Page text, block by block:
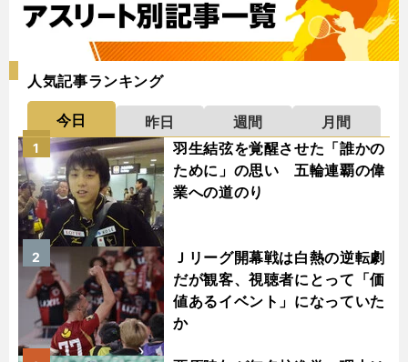
人気記事ランキング
今日 昨日 週間
月間
羽生結弦を覚醒させた「誰かの
ために」の思い 五輪連覇の偉
業への道のり
1
Ｊリーグ開幕戦は白熱の逆転劇
だが観客、視聴者にとって「価
値あるイベント」になっていた
か
2